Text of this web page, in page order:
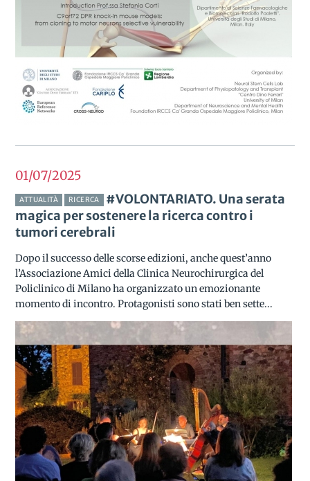
01/072025
ATTUALITÀ RICERCA
#VOLONTARIATO. Una serata
magica per sostenere la ricerca contro i
tumori cerebrali
Dopo il successo delle scorse edizioni, anche quest’anno
l’Associazione Amici della Clinica Neurochirurgica del
Policlinico di Milano ha organizzato un emozionante
momento di incontro. Protagonisti sono stati ben sette...